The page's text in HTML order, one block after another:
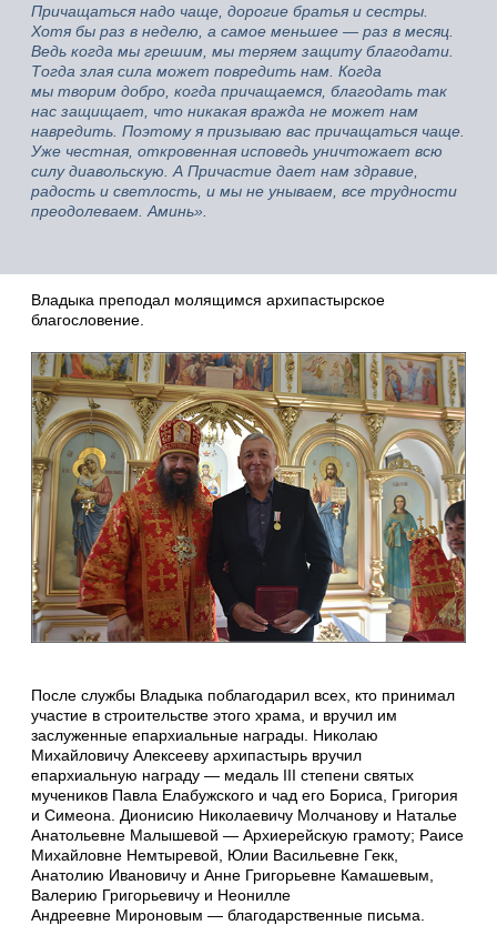
Причащаться надо чаще, дорогие братья и сестры.
Хотя бы раз в неделю, а самое меньшее — раз в месяц.
Ведь когда мы грешим, мы теряем защиту благодати.
Тогда злая сила может повредить нам. Когда
мы творим добро, когда причащаемся, благодать так
нас защищает, что никакая вражда не может нам
навредить. Поэтому я призываю вас причащаться чаще.
Уже честная, откровенная исповедь уничтожает всю
силу диавольскую. А Причастие дает нам здравие,
радость и светлость, и мы не унываем, все трудности
преодолеваем. Аминь».
Владыка преподал молящимся архипастырское
благословение.
После службы Владыка поблагодарил всех, кто принимал
участие в строительстве этого храма, и вручил им
заслуженные епархиальные награды. Николаю
Михайловичу Алексееву архипастырь вручил
епархиальную награду — медаль III степени святых
мучеников Павла Елабужского и чад его Бориса, Григория
и Симеона. Дионисию Николаевичу Молчанову и Наталье
Анатольевне Малышевой — Архиерейскую грамоту; Раисе
Михайловне Немтыревой, Юлии Васильевне Гекк,
Анатолию Ивановичу и Анне Григорьевне Камашевым,
Валерию Григорьевичу и Неонилле
Андреевне Мироновым — благодарственные письма.